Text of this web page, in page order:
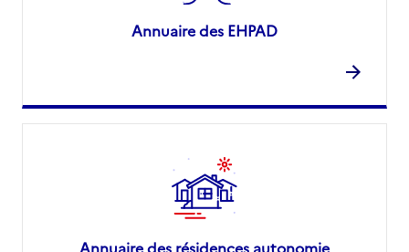
Annuaire des EHPAD
Annuaire des résidences autonomie